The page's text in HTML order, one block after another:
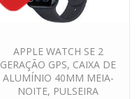
APPLE WATCH SE 2
GERAÇÃO GPS, CAIXA DE
ALUMÍNIO 40MM MEIA-
NOITE, PULSEIRA